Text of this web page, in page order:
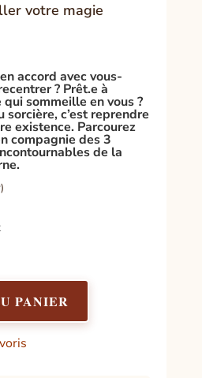
votre magie
accord avec vous-
? Prêt.e à
sommeille en vous ?
sorcière, c’est reprendre
existence. Parcourez
compagnie des 3
de la
PANIER